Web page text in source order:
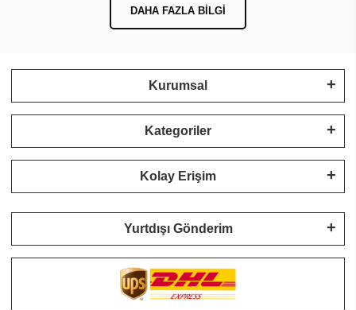
DAHA FAZLA BILGI
Kurumsal
Kategoriler
Kolay Erişim
Yurtdışı Gönderim